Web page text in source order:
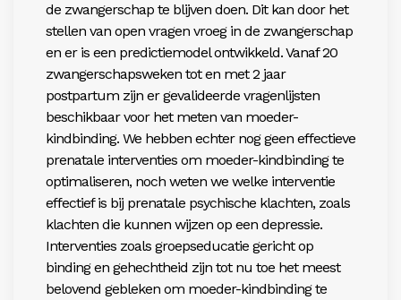
de zwangerschap te blijven doen. Dit kan door het
stellen van open vragen vroeg in de zwangerschap
en er is een predictiemodel ontwikkeld. Vanaf 20
zwangerschapsweken tot en met 2 jaar
postpartum zijn er gevalideerde vragenlijsten
beschikbaar voor het meten van moeder-
kindbinding. We hebben echter nog geen effectieve
prenatale interventies om moeder-kindbinding te
optimaliseren, noch weten we welke interventie
effectief is bij prenatale psychische klachten, zoals
klachten die kunnen wijzen op een depressie.
Interventies zoals groepseducatie gericht op
binding en gehechtheid zijn tot nu toe het meest
belovend gebleken om moeder-kindbinding te